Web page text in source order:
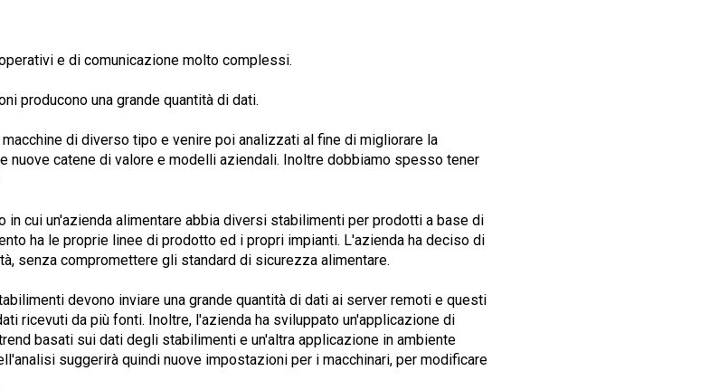
e di comunicazione molto complessi.
producono una grande quantità di dati.
di diverso tipo e venire poi analizzati al fine di migliorare la
nuove catene di valore e modelli aziendali. Inoltre dobbiamo spesso tener
in cui un'azienda alimentare abbia diversi stabilimenti per prodotti a base di
ha le proprie linee di prodotto ed i propri impianti. L'azienda ha deciso di
senza compromettere gli standard di sicurezza alimentare.
devono inviare una grande quantità di dati ai server remoti e questi
ricevuti da più fonti. Inoltre, l'azienda ha sviluppato un'applicazione di
basati sui dati degli stabilimenti e un'altra applicazione in ambiente
suggerirà quindi nuove impostazioni per i macchinari, per modificare